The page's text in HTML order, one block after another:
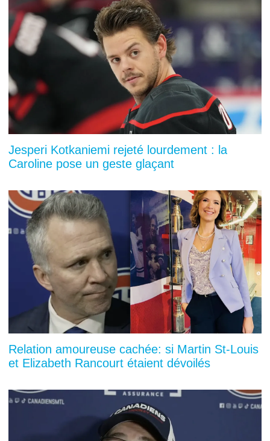
Jesperi Kotkaniemi rejeté lourdement : la
Caroline pose un geste glaçant
Relation amoureuse cachée: si Martin St-Louis
et Elizabeth Rancourt étaient dévoilés